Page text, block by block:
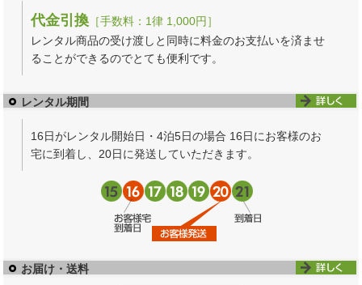
代金引換［手数料：1律 1,000円］
レンタル商品の受け渡しと同時に料金のお支払いを済ませ
ることができるのでとても便利です。
レンタル期間
16日がレンタル開始日・4泊5日の場合 16日にお客様のお
宅に到着し、20日に発送していただきます。
お届け・送料